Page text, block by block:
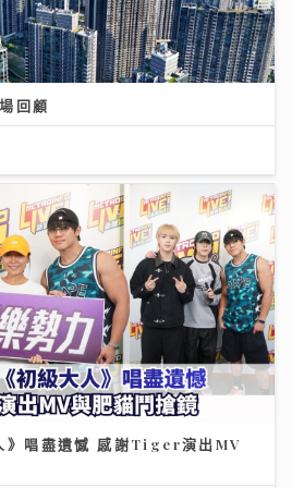
回顧
》唱盡遺憾 感謝Tiger演出MV